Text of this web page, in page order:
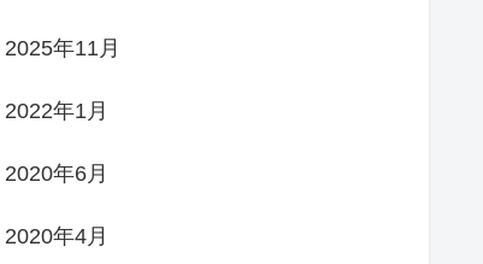
2025年11月
2022年1月
2020年6月
2020年4月